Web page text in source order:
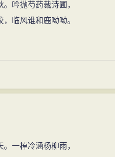
吟抛芍药裁诗圃，
临风谁和鹿呦呦。
一棹冷涵杨柳雨，